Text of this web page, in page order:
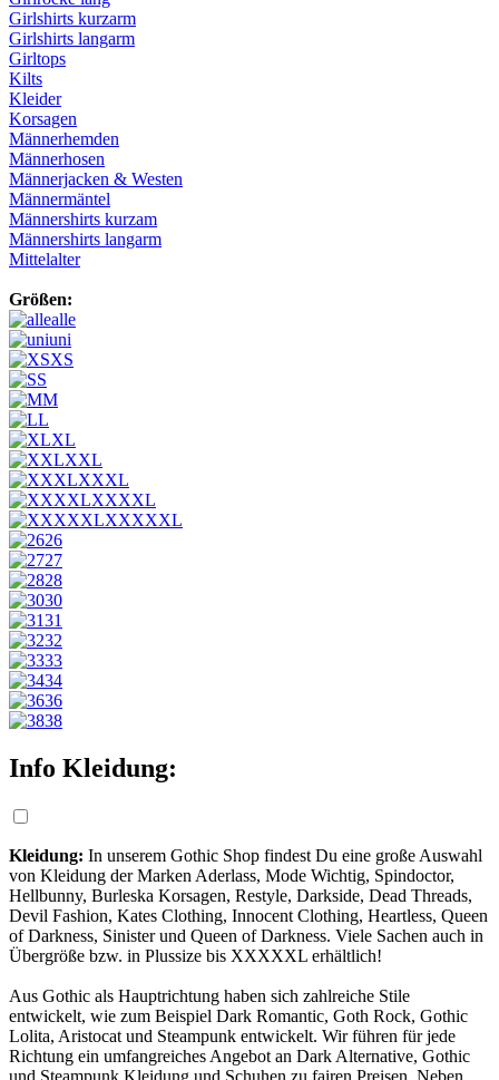
Girlshirts kurzarm
Girlshirts langarm
Girltops
Kilts
Kleider
Korsagen
Männerhemden
Männerhosen
Männerjacken & Westen
Männermäntel
Männershirts kurzam
Männershirts langarm
Mittelalter
Größen:
alle
uni
XS
S
M
L
XL
XXL
XXXL
XXXXL
XXXXXL
26
27
28
30
31
32
33
34
36
38
Info Kleidung:
Kleidung: In unserem Gothic Shop findest Du eine große Auswahl
von Kleidung der Marken Aderlass, Mode Wichtig, Spindoctor,
Hellbunny, Burleska Korsagen, Restyle, Darkside, Dead Threads,
Devil Fashion, Kates Clothing, Innocent Clothing, Heartless, Queen
of Darkness, Sinister und Queen of Darkness. Viele Sachen auch in
Übergröße bzw. in Plussize bis XXXXXL erhältlich!
Aus Gothic als Hauptrichtung haben sich zahlreiche Stile
entwickelt, wie zum Beispiel Dark Romantic, Goth Rock, Gothic
Lolita, Aristocat und Steampunk entwickelt. Wir führen für jede
Richtung ein umfangreiches Angebot an Dark Alternative, Gothic